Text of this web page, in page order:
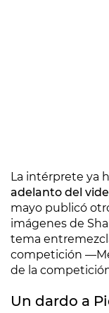
La intérprete ya
adelanto del
mayo publicó
imágenes de
tema
competición
de la
Un dardo a